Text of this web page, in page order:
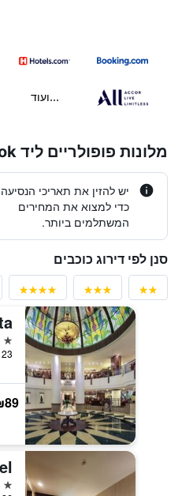
...ועוד
מלונות פופולריים ליד Plaza Glodok
יש להזין את תאריכי הנסיעה
כדי למצוא את המחירים
המשתלמים ביותר.
סנן לפי דירוג כוכבים
4 כוכבים
4 כוכבים